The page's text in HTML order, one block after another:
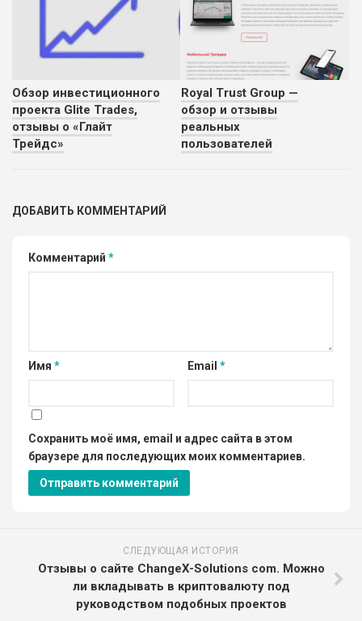
Обзор инвестиционного
проекта Glite Trades,
отзывы о «Глайт
Трейдс»
Royal Trust Group —
обзор и отзывы
реальных
пользователей
ДОБАВИТЬ КОММЕНТАРИЙ
Комментарий *
Имя * Email *
Сохранить моё имя, email и адрес сайта в этом
браузере для последующих моих комментариев.
СЛЕДУЮЩАЯ ИСТОРИЯ
Отзывы о сайте ChangeX-Solutions com. Можно
ли вкладывать в криптовалюту под
руководством подобных проектов